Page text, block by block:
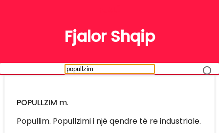
Fjalor Shqip
POPULLZIM m.
Popullim. Popullzimi i një qendre të re industriale.